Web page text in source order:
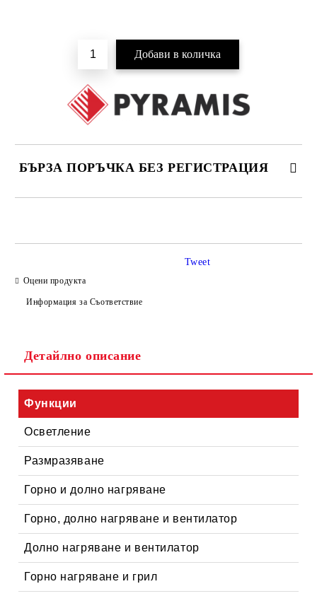
БЪРЗА ПОРЪЧКА БЕЗ РЕГИСТРАЦИЯ
Ние ще се свържем с вас в рамките на работния ден.
Оцени продукта
Информация за Съответствие
Tweet
Детайлно описание
Функции
Осветление
Размразяване
Горно и долно нагряване
Горно, долно нагряване и вентилатор
Долно нагряване и вентилатор
Горно нагряване и грил